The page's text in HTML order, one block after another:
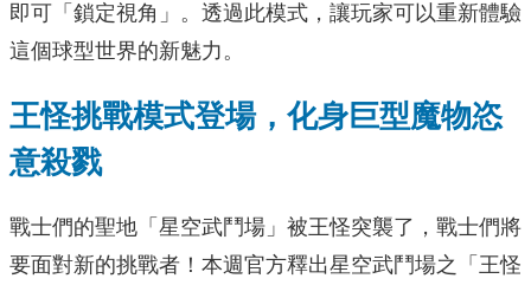
即可「鎖定視角」。透過此模式，讓玩家可以重新體驗
這個球型世界的新魅力。
王怪挑戰模式登場，化身巨型魔物恣
意殺戮
戰士們的聖地「星空武鬥場」被王怪突襲了，戰士們將
要面對新的挑戰者！本週官方釋出星空武鬥場之「王怪